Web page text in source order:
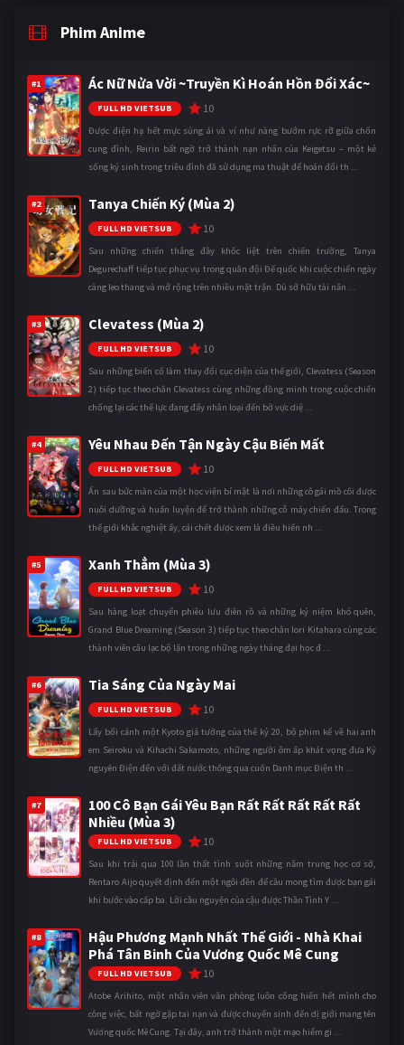
Phim Anime
#1 Ác Nữ Nửa Vời ~Truyền Kì Hoán Hồn Đổi Xác~
FULL HD VIETSUB 10
Được điện hạ hết mực sủng ái và ví như nàng bướm rực rỡ giữa chốn
cung đình, Reirin bất ngờ trở thành nạn nhân của Keigetsu – một kẻ
sống ký sinh trong triều đình đã sử dụng ma thuật để hoán đổi th ...
#2 Tanya Chiến Ký (Mùa 2)
FULL HD VIETSUB 10
Sau những chiến thắng đầy khốc liệt trên chiến trường, Tanya
Degurechaff tiếp tục phục vụ trong quân đội Đế quốc khi cuộc chiến ngày
càng leo thang và mở rộng trên nhiều mặt trận. Dù sở hữu tài năn ...
#3 Clevatess (Mùa 2)
FULL HD VIETSUB 10
Sau những biến cố làm thay đổi cục diện của thế giới, Clevatess (Season
2) tiếp tục theo chân Clevatess cùng những đồng minh trong cuộc chiến
chống lại các thế lực đang đẩy nhân loại đến bờ vực diệ ...
#4 Yêu Nhau Đến Tận Ngày Cậu Biến Mất
FULL HD VIETSUB 10
Ẩn sau bức màn của một học viện bí mật là nơi những cô gái mồ côi được
nuôi dưỡng và huấn luyện để trở thành những cỗ máy chiến đấu. Trong
thế giới khắc nghiệt ấy, cái chết được xem là điều hiển nh ...
#5 Xanh Thẳm (Mùa 3)
FULL HD VIETSUB 10
Sau hàng loạt chuyến phiêu lưu điên rồ và những kỷ niệm khó quên,
Grand Blue Dreaming (Season 3) tiếp tục theo chân Iori Kitahara cùng các
thành viên câu lạc bộ lặn trong những ngày tháng đại học đ ...
#6 Tia Sáng Của Ngày Mai
FULL HD VIETSUB 10
Lấy bối cảnh một Kyoto giả tưởng của thế kỷ 20, bộ phim kể về hai anh
em Seiroku và Kihachi Sakamoto, những người ôm ấp khát vọng đưa Kỷ
nguyên Điện đến với đất nước thông qua cuốn Danh mục Điện th ...
#7
100 Cô Bạn Gái Yêu Bạn Rất Rất Rất Rất Rất
Nhiều (Mùa 3)
FULL HD VIETSUB 10
Sau khi trải qua 100 lần thất tình suốt những năm trung học cơ sở,
Rentaro Aijo quyết định đến một ngôi đền để cầu mong tìm được bạn gái
khi bước vào cấp ba. Lời cầu nguyện của cậu được Thần Tình Y ...
#8
Hậu Phương Mạnh Nhất Thế Giới - Nhà Khai
Phá Tân Binh Của Vương Quốc Mê Cung
FULL HD VIETSUB 10
Atobe Arihito, một nhân viên văn phòng luôn cống hiến hết mình cho
công việc, bất ngờ gặp tai nạn và được chuyển sinh đến dị giới mang tên
Vương quốc Mê Cung. Tại đây, anh trở thành một mạo hiểm gi ...